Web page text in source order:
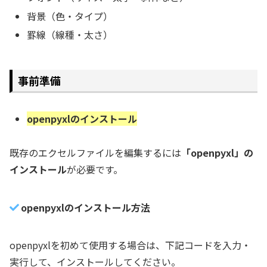
背景（色・タイプ）
罫線（線種・太さ）
事前準備
openpyxlのインストール
既存のエクセルファイルを編集するには 「openpyxl」の
インストールが必要です。
openpyxlのインストール方法
openpyxlを初めて使用する場合は、下記コードを入力・
実行して、インストールしてください。